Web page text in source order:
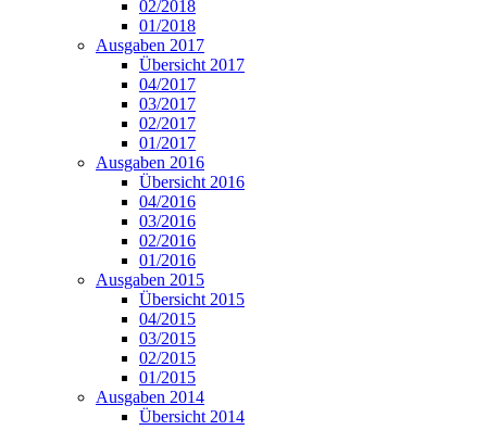
02/2018
01/2018
Ausgaben 2017
Übersicht 2017
04/2017
03/2017
02/2017
01/2017
Ausgaben 2016
Übersicht 2016
04/2016
03/2016
02/2016
01/2016
Ausgaben 2015
Übersicht 2015
04/2015
03/2015
02/2015
01/2015
Ausgaben 2014
Übersicht 2014